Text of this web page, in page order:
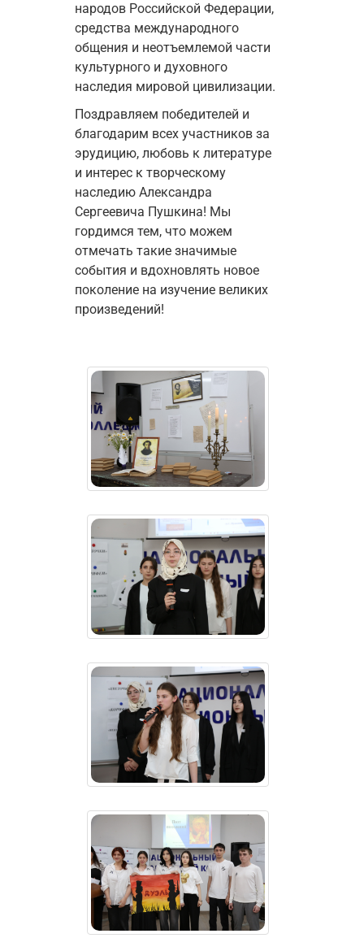
народов Российской Федерации,
средства международного
общения и неотъемлемой части
культурного и духовного
наследия мировой цивилизации.
Поздравляем победителей и
благодарим всех участников за
эрудицию, любовь к литературе
и интерес к творческому
наследию Александра
Сергеевича Пушкина! Мы
гордимся тем, что можем
отмечать такие значимые
события и вдохновлять новое
поколение на изучение великих
произведений!